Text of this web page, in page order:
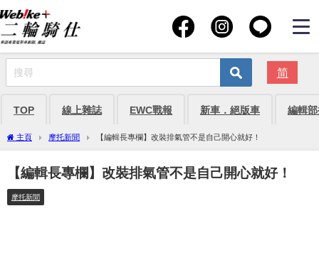
简
TOP 線上雜誌 EWC戰報 新車．絕版車 編輯
主頁 摩托新聞 【編輯長專欄】改裝排氣管不是自己開心就好！
【編輯長專欄】改裝排氣管不是自己開心就好！
摩托新聞